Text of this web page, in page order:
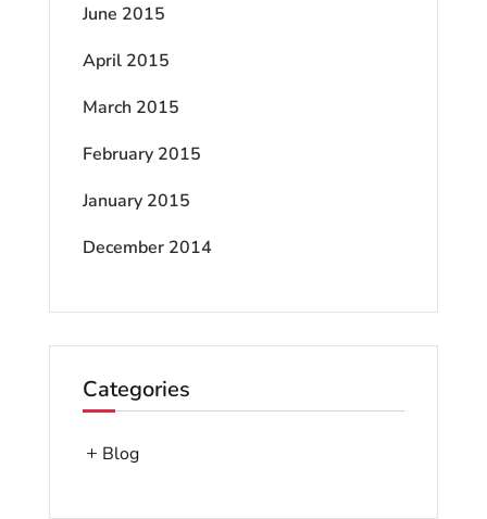
June 2015
April 2015
March 2015
February 2015
January 2015
December 2014
Categories
Blog